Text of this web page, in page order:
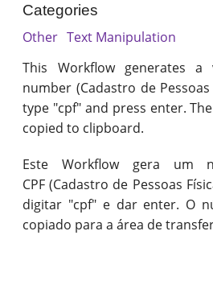
Categories
Other Text Manipulation
This Workflow generates a
number (Cadastro de
type "cpf" and press enter.
copied to clipboard.
Este Workflow gera um
CPF (Cadastro de Pessoas
digitar "cpf" e dar enter. O
copiado para a área de